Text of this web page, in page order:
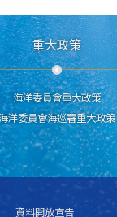
重大政策
海洋委員會重大政策
洋委員會海巡署重大政策
資料開放宣告